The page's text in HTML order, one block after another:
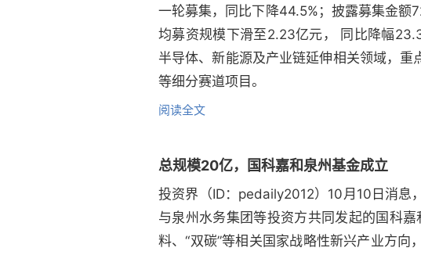
一轮募集，同比下降44.5%；披露募集金
均募资规模下滑至2.23亿元， 同比降幅
半导体、新能源及产业链延伸相关领域，
等细分赛道项目。
阅读全文
总规模20亿，国科嘉和泉州基金成立
投资界（ID：pedaily2012）10月10日消息
与泉州水务集团等投资方共同发起的国科
料、“双碳”等相关国家战略性新兴产业方